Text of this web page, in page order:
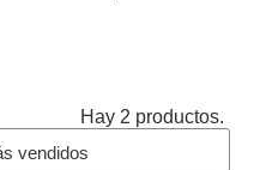
Hay 2 productos.